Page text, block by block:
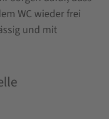
WC wieder frei
und mit